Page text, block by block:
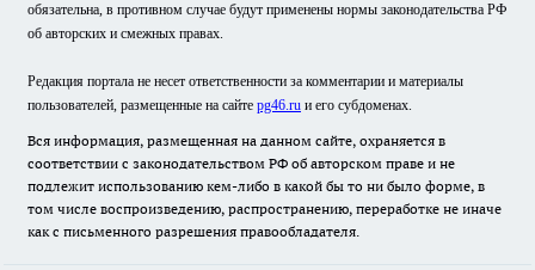
обязательна, в противном случае будут применены нормы законодательства РФ
об авторских и смежных правах.
Редакция портала не несет ответственности за комментарии и материалы
пользователей, размещенные на сайте pg46.ru и его субдоменах.
Вся информация, размещенная на данном сайте, охраняется в
соответствии с законодательством РФ об авторском праве и не
подлежит использованию кем-либо в какой бы то ни было форме, в
том числе воспроизведению, распространению, переработке не иначе
как с письменного разрешения правообладателя.